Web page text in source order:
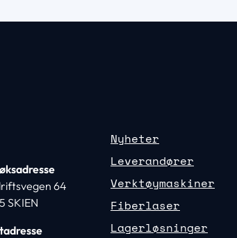
64
SKIEN
Nyheter
Leverandører
Verktøymaskiner
Fiberlaser
Lagerløsninger